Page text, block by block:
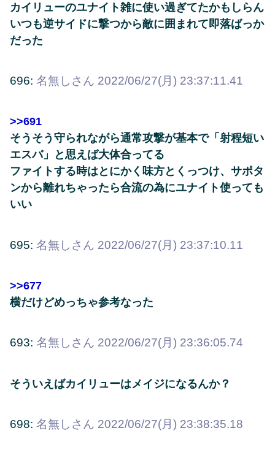
カイリューのユナイト雑に使い過ぎてたかもしらん
いつも逆サイドに撃つから敵に囲まれて即落ばっか
だった
696: 名無しさん 2022/06/27(月) 23:37:11.41
>>691
そうそう守られながら通常攻撃が基本で「射程短い
エスバ」と思えば大体合ってる
ファイトする時はとにかく味方とくっつけ、サポタ
ンから離れちゃったら合流の為にユナイト使っても
いい
695: 名無しさん 2022/06/27(月) 23:37:10.11
>>677
横だけどめっちゃ参考なった
693: 名無しさん 2022/06/27(月) 23:36:05.74
そういえばカイリューはメイジになるんか？
698: 名無しさん 2022/06/27(月) 23:38:35.18